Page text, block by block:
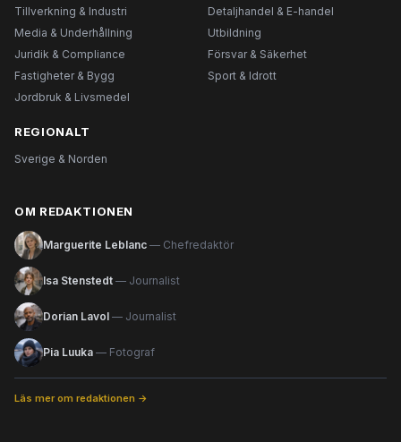
Tillverkning & Industri
Detaljhandel & E-handel
Media & Underhållning
Utbildning
Juridik & Compliance
Försvar & Säkerhet
Fastigheter & Bygg
Sport & Idrott
Jordbruk & Livsmedel
REGIONALT
Sverige & Norden
OM REDAKTIONEN
Marguerite Leblanc — Chefredaktör
Isa Stenstedt — Journalist
Dorian Lavol — Journalist
Pia Luuka — Fotograf
Läs mer om redaktionen →